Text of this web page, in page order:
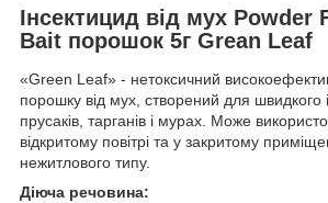
Інсектицид від мух Powder
Bait порошок 5г Grean Leaf
«Green Leaf» - нетоксичний
порошку від мух, створений для швидкого
прусаків, тарганів і мурах. Може
відкритому повітрі та у закритому
нежитлового типу.
Діюча речовина: